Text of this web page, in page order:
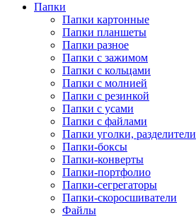
Папки
Папки картонные
Папки планшеты
Папки разное
Папки с зажимом
Папки с кольцами
Папки с молнией
Папки с резинкой
Папки с усами
Папки с файлами
Папки уголки, разделители
Папки-боксы
Папки-конверты
Папки-портфолио
Папки-сегрегаторы
Папки-скоросшиватели
Файлы